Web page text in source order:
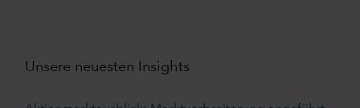
Unsere neuesten Insights